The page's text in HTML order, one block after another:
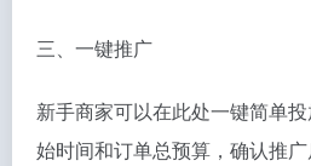
三、一键推广
新手商家可以在此处一键简单
始时间和订单总预算，确认推